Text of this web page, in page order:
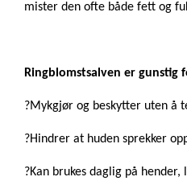
mister den ofte både fett og
Ringblomstsalven er gunstig
?Mykgjør og beskytter uten å
?Hindrer at huden sprekker
?Kan brukes daglig på hender,